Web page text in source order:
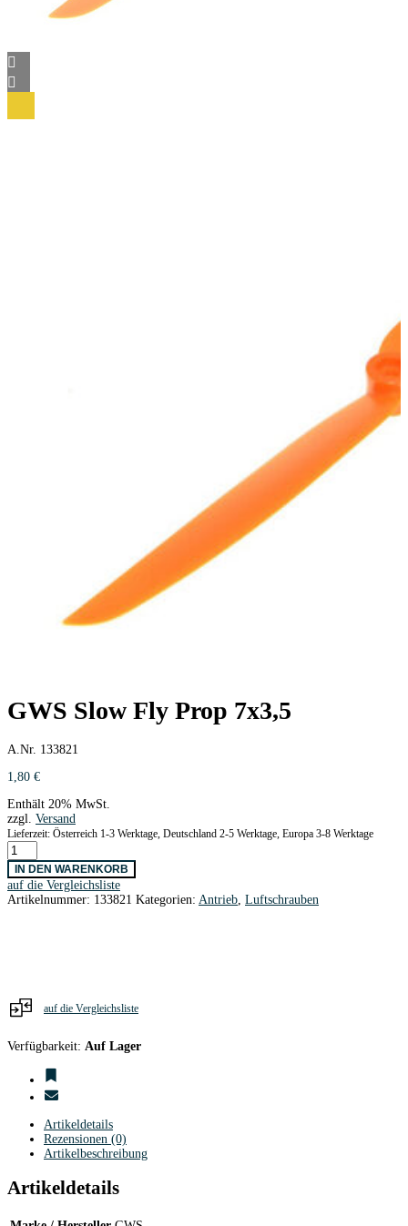
GWS Slow Fly Prop 7x3,5
A.Nr. 133821
1,80 €
Enthält 20% MwSt.
zzgl. Versand
Lieferzeit: Österreich 1-3 Werktage, Deutschland 2-5 Werktage, Europa 3-8 Werktage
GWS
Slow
Fly
Prop
7x3,5
IN DEN WARENKORB
auf die Vergleichsliste
Artikelnummer: 133821 Kategorien: Antrieb Luftschrauben
auf die Vergleichsliste
Verfügbarkeit: Auf Lager
Artikeldetails
Rezensionen (0)
Artikelbeschreibung
Artikeldetails